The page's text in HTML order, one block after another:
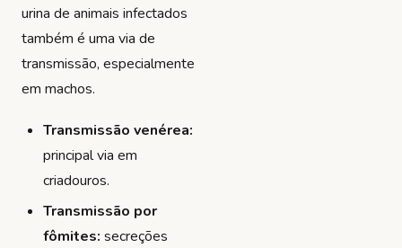
urina de animais infectados
também é uma via de
transmissão, especialmente
em machos.
Transmissão venérea:
principal via em
criadouros.
Transmissão por
fômites: secreções